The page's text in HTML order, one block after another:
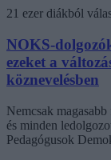
21 ezer diákból
NOKS-
ezeket a
köznevelésben
Nemcsak
és minden
Pedagógusok